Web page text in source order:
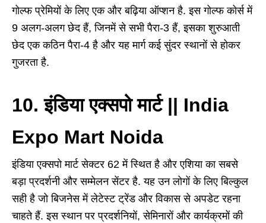
गोल्फ प्रेमियों के लिए एक और बढ़िया ऑप्शन है. इस गोल्फ कोर्स में
9 अलग-अलग छेद हैं, जिनमें से सभी पैरा-3 हैं, इसका शुरुआती
छेद एक कठिन पैरा-4 है और यह मार्ग कई सुंदर स्थानों से होकर
गुजरता है.
10. इंडिया एक्सपो मार्ट || India
Expo Mart Noida
इंडिया एक्सपो मार्ट सेक्टर 62 में स्थित है और एशिया का सबसे
बड़ा प्रदर्शनी और सम्मेलन सेंटर है. यह उन लोगों के लिए बिल्कुल
सही है जो बिजनेस में लेटेस्ट ट्रेंड और विकास से अपडेट रहना
चाहते हैं. इस स्थान पर प्रदर्शनियों, सेमिनारों और कार्यक्रमों की